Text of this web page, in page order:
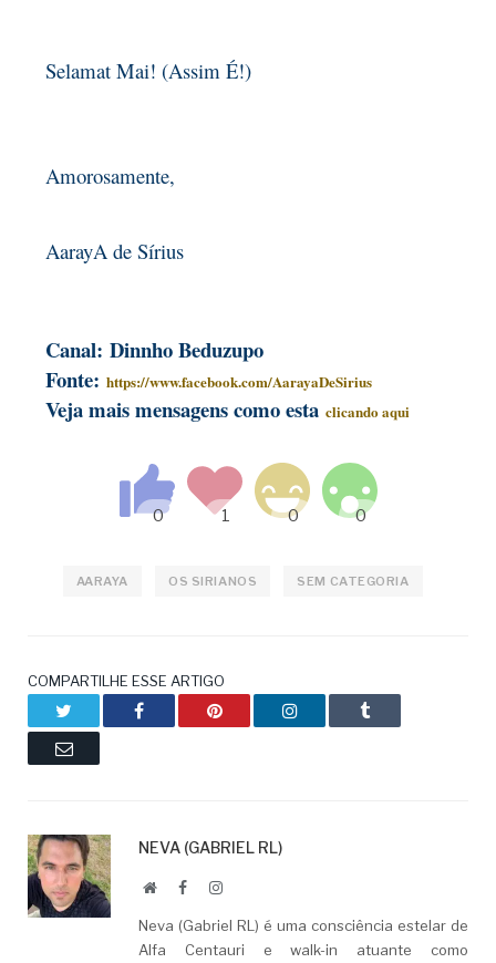
Selamat Mai! (Assim É!)
Amorosamente,
AarayA de Sírius
Canal: Dinnho Beduzupo
Fonte: https://www.facebook.com/AarayaDeSirius
Veja mais mensagens como esta clicando aqui
AARAYA OS SIRIANOS SEM CATEGORIA
COMPARTILHE ESSE ARTIGO
Facebook Pinterest LinkedIn Tumblr
Email
NEVA (GABRIEL RL)
WebsiteFacebookLinkedIn
Neva (Gabriel RL) é uma consciência estelar de
Alfa Centauri e walk-in atuante como